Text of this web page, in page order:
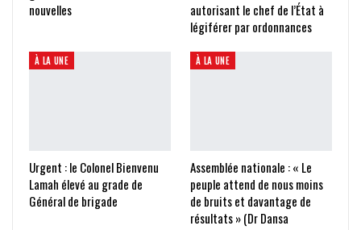
nouvelles
autorisant le chef de l’État à
légiférer par ordonnances
À LA UNE
Urgent : le Colonel Bienvenu
Lamah élevé au grade de
Général de brigade
À LA UNE
Assemblée nationale : « Le
peuple attend de nous moins
de bruits et davantage de
résultats » (Dr Dansa